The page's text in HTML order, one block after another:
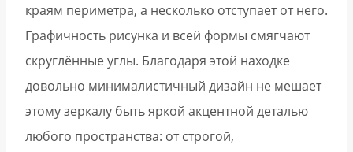
краям периметра, а несколько отступает от него.
Графичность рисунка и всей формы смягчают
скруглённые углы. Благодаря этой находке
довольно минималистичный дизайн не мешает
этому зеркалу быть яркой акцентной деталью
любого пространства: от строгой,